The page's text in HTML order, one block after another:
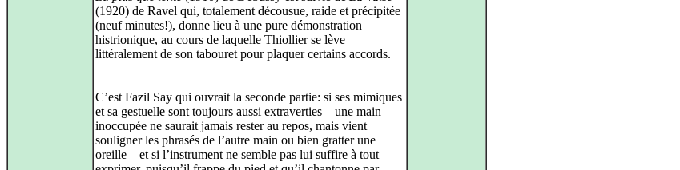
(1920) de Ravel qui, totalement décousue, raide et précipitée
(neuf minutes!), donne lieu à une pure démonstration
histrionique, au cours de laquelle Thiollier se lève
littéralement de son tabouret pour plaquer certains accords.
C’est Fazil Say qui ouvrait la seconde partie: si ses mimiques
et sa gestuelle sont toujours aussi extraverties – une main
inoccupée ne saurait jamais rester au repos, mais vient
souligner les phrasés de l’autre main ou bien gratter une
oreille – et si l’instrument ne semble pas lui suffire à tout